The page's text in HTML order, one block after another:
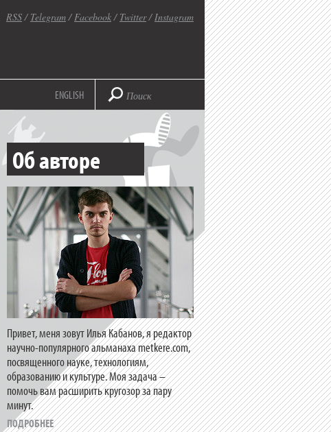
RSS/ Telegram/Facebook/ Twitter/Instagram
ENGLISH
Об авторе
Привет, меня зовут Илья Кабанов, я редактор
научно-популярного альманаха metkere.com,
посвященного науке, технологиям,
образованию и культуре. Моя задача –
помочь вам расширить кругозор за пару
минут.
ПОДРОБНЕЕ